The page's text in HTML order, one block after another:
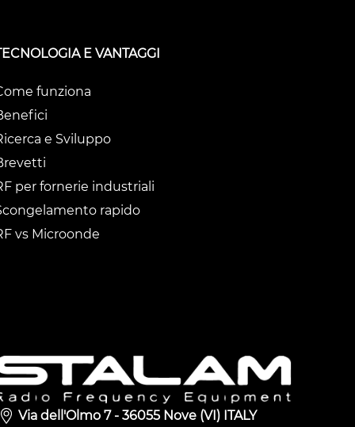
E VANTAGGI
funziona
e Sviluppo
per fornerie industriali
rapido
vs Microonde
Via dell'Olmo 7 - 36055 Nove (VI) ITALY